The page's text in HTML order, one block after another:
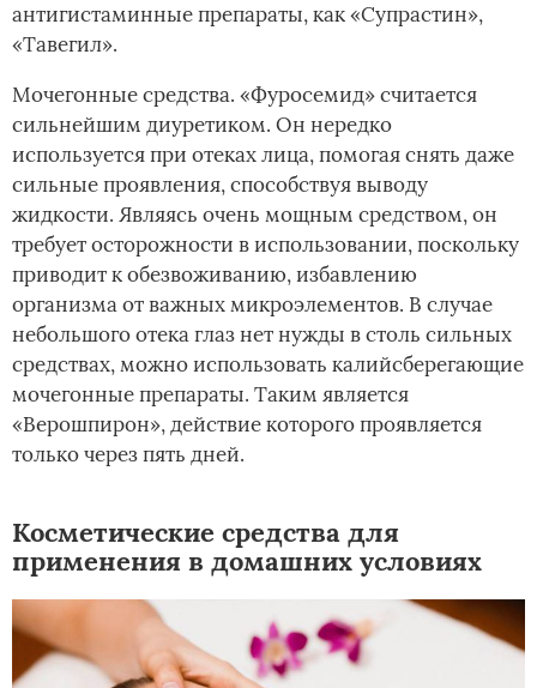
антигистаминные препараты, как «Супрастин»,
«Тавегил».
Мочегонные средства. «Фуросемид» считается
сильнейшим диуретиком. Он нередко
используется при отеках лица, помогая снять даже
сильные проявления, способствуя выводу
жидкости. Являясь очень мощным средством, он
требует осторожности в использовании, поскольку
приводит к обезвоживанию, избавлению
организма от важных микроэлементов. В случае
небольшого отека глаз нет нужды в столь сильных
средствах, можно использовать калийсберегающие
мочегонные препараты. Таким является
«Верошпирон», действие которого проявляется
только через пять дней.
Косметические средства для
применения в домашних условиях